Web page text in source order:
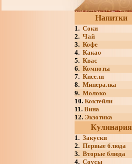
Напитки
1. Соки
2. Чай
3. Кофе
4. Какао
5. Квас
6. Компоты
7. Кисели
8. Минералка
9. Молоко
10. Коктейли
11. Вина
12. Экзотика
Кулинария
1. Закуски
2. Первые блюда
3. Вторые блюда
4. Соусы